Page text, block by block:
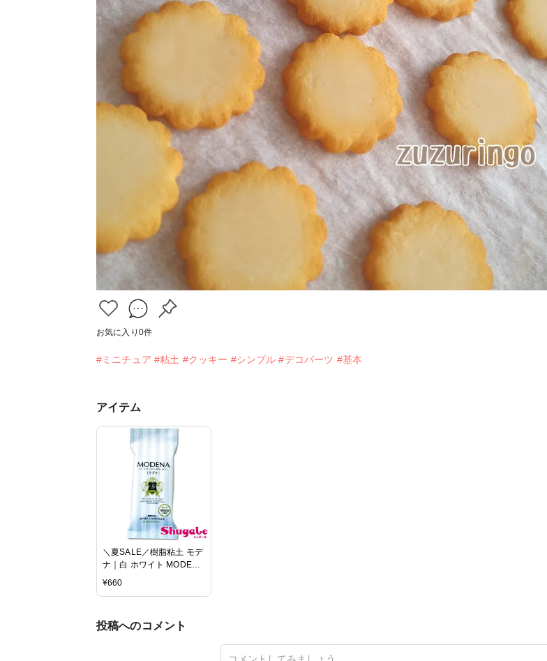
お気に入り 0件
#ミニチュア #粘土 #クッキー #シンプル #デコパーツ #基本
アイテム
＼夏SALE／樹脂粘土 モデ
ナ｜白 ホワイト MODENA
パジコ 粘土 モデナ ねんど
¥660
投稿へのコメント